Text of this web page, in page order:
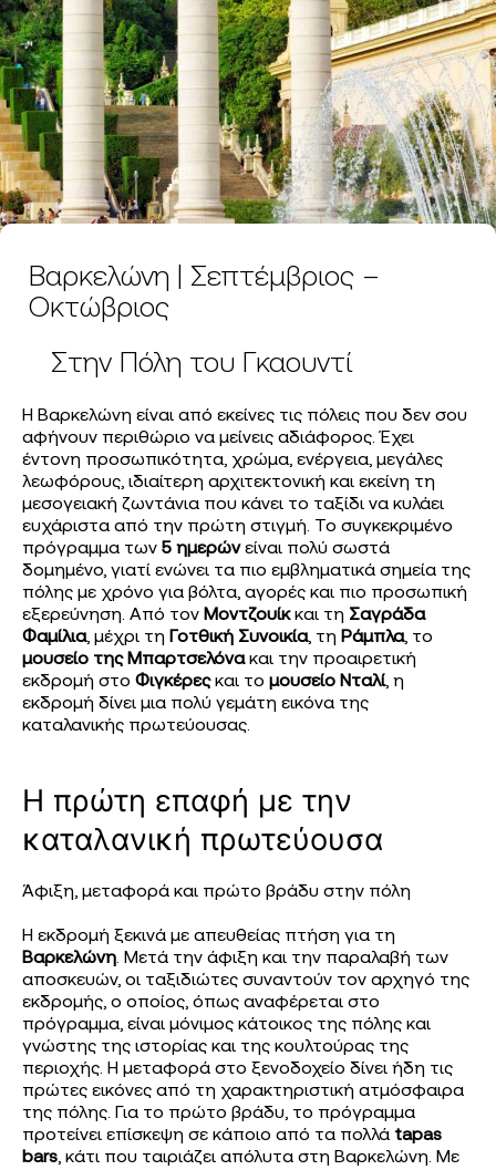
Βαρκελώνη | Σεπτέμβριος –
Οκτώβριος
Στην Πόλη του Γκαουντί
Η Βαρκελώνη είναι από εκείνες τις πόλεις που δεν σου
αφήνουν περιθώριο να μείνεις αδιάφορος. Έχει
έντονη προσωπικότητα, χρώμα, ενέργεια, μεγάλες
λεωφόρους, ιδιαίτερη αρχιτεκτονική και εκείνη τη
μεσογειακή ζωντάνια που κάνει το ταξίδι να κυλάει
ευχάριστα από την πρώτη στιγμή. Το συγκεκριμένο
πρόγραμμα των 5 ημερώνείναι πολύ σωστά
δομημένο, γιατί ενώνει τα πιο εμβληματικά σημεία της
πόλης με χρόνο για βόλτα, αγορές και πιο προσωπική
εξερεύνηση. Από τον Μοντζουίκκαι τη Σαγράδα
Φαμίλια, μέχρι τη Γοτθική Συνοικία, τη Ράμπλα, το
μουσείο της Μπαρτσελόνακαι την προαιρετική
εκδρομή στο Φιγκέρεςκαι το μουσείο Νταλί, η
εκδρομή δίνει μια πολύ γεμάτη εικόνα της
καταλανικής πρωτεύουσας.
Η πρώτη επαφή με την
καταλανική πρωτεύουσα
Άφιξη, μεταφορά και πρώτο βράδυ στην πόλη
Η εκδρομή ξεκινά με απευθείας πτήση για τη
Βαρκελώνη. Μετά την άφιξη και την παραλαβή των
αποσκευών, οι ταξιδιώτες συναντούν τον αρχηγό της
εκδρομής, ο οποίος, όπως αναφέρεται στο
πρόγραμμα, είναι μόνιμος κάτοικος της πόλης και
γνώστης της ιστορίας και της κουλτούρας της
περιοχής. Η μεταφορά στο ξενοδοχείο δίνει ήδη τις
πρώτες εικόνες από τη χαρακτηριστική ατμόσφαιρα
της πόλης. Για το πρώτο βράδυ, το πρόγραμμα
προτείνει επίσκεψη σε κάποιο από τα πολλά tapas
bars, κάτι που ταιριάζει απόλυτα στη Βαρκελώνη. Με